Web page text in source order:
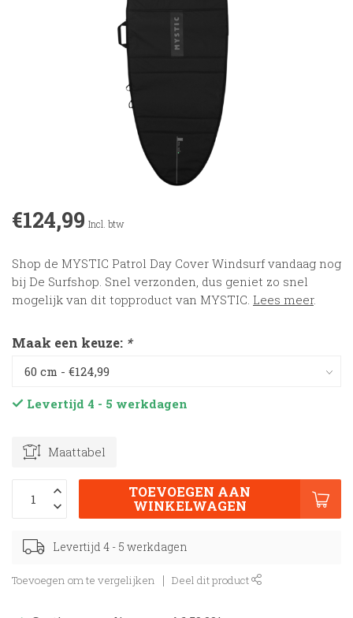
€124,99 Incl. btw
Shop de MYSTIC Patrol Day Cover Windsurf vandaag nog
bij De Surfshop. Snel verzonden, dus geniet zo snel
mogelijk van dit topproduct van MYSTIC. Lees meer.
Maak een keuze: *
Levertijd 4 - 5 werkdagen
Maattabel
TOEVOEGEN AAN
WINKELWAGEN
Levertijd 4 - 5 werkdagen
Toevoegen om te vergelijken Deel dit product